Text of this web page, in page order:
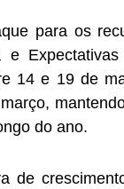
para os
14 e 19 de
do ano.
de